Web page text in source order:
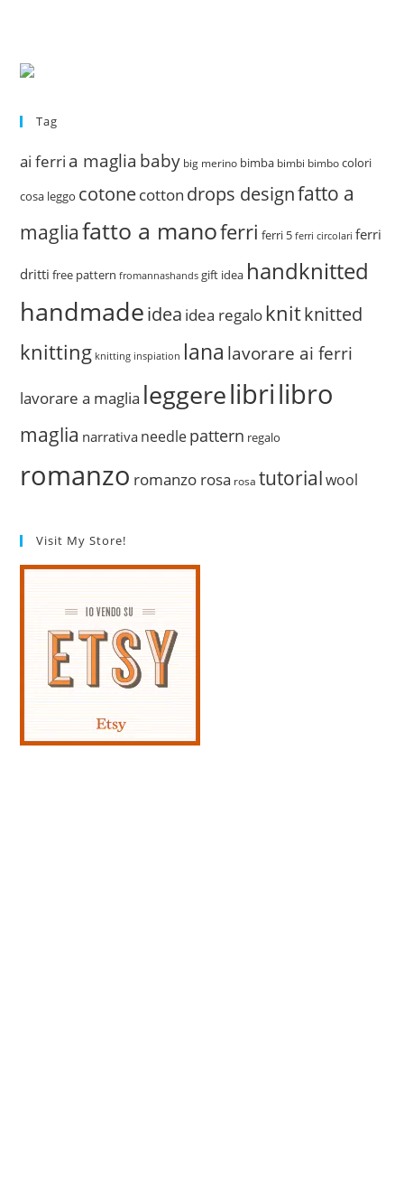
Tag
ai ferri a maglia baby big merino bimba bimbi bimbo colori
cosa leggo cotonecotton drops designfatto a
magliafatto a manoferri ferri 5 ferri circolari ferri
dritti free pattern fromannashands gift idea handknitted
handmadeidea idea regalo knitknitted
knitting knitting inspiation lana lavorare ai ferri
lavorare a maglia leggerelibrilibro
maglia narrativa needlepattern regalo
romanzo romanzo rosa rosa tutorial wool
Visit My Store!